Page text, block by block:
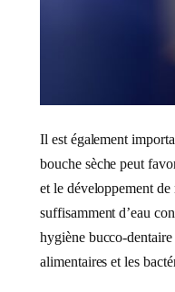
Il est également
bouche sèche peut
et le développement
suffisamment d’eau
hygiène bucco-
alimentaires et les